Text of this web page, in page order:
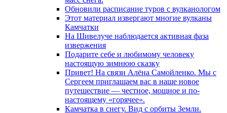
Обновили расписание туров с вулканологом
Этот материал извергают многие вулканы
Камчатки
На Шивелуче наблюдается активная фаза
извержения
Подарите себе и любимому человеку
настоящую зимнюю сказку
Привет! На связи Алёна Самойленко. Мы с
Сергеем приглашаем вас в наше новое
путешествие — честное, мощное и по-
настоящему «горячее».
Камчатка в снегу. Вид с орбиты Земли.